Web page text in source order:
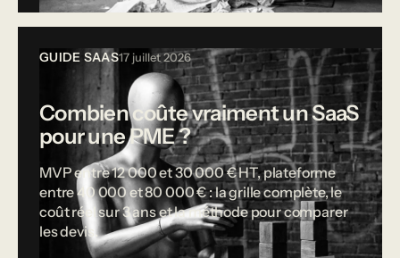
GUIDE SAAS17 juillet 2026
Combien coûte vraiment un SaaS
pour une PME ?
MVP entre 12 000 et 30 000 € HT, plateforme
entre 40 000 et 80 000 € : la grille complète, le
coût réel sur 3 ans et la méthode pour comparer
les devis.